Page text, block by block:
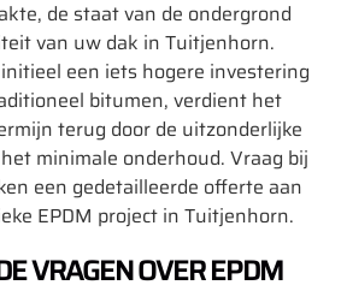
de staat van de ondergrond
van uw dak in Tuitjenhorn.
een iets hogere investering
bitumen, verdient het
terug door de uitzonderlijke
minimale onderhoud. Vraag bij
een gedetailleerde offerte aan
EPDM project in Tuitjenhorn.
VRAGEN OVER EPDM